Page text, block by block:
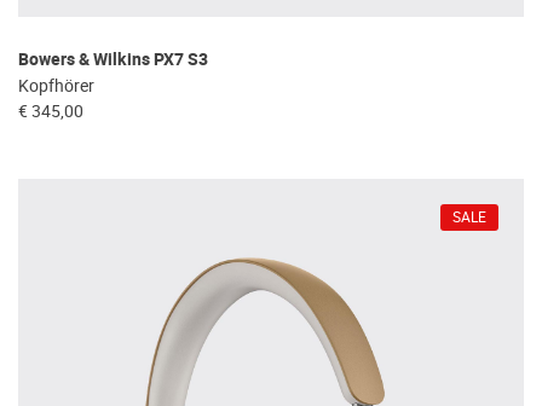
Bowers & Wilkins PX7 S3
Kopfhörer
€ 345,00
SALE